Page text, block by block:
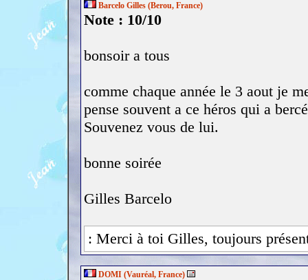
Barcelo Gilles (Berou, France)
Note : 10/10
bonsoir a tous
comme chaque année le 3 aout je
pense souvent a ce héros qui a
Souvenez vous de lui.
bonne soirée
Gilles Barcelo
: Merci à toi Gilles, toujours
DOMI (Vauréal, France)